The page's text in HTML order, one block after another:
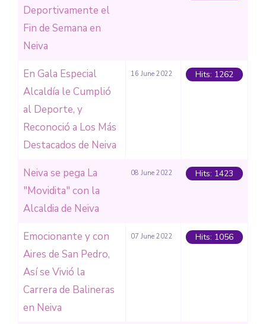
Deportivamente el
Fin de Semana en
Neiva
En Gala Especial
Alcaldía le Cumplió
al Deporte, y
Reconoció a Los Más
Destacados de Neiva
16 June 2022 Hits: 1262
Neiva se pega La
"Movidita" con la
Alcaldia de Neiva
08 June 2022 Hits: 1423
Emocionante y con
Aires de San Pedro,
Así se Vivió la
Carrera de Balineras
en Neiva
07 June 2022 Hits: 1056